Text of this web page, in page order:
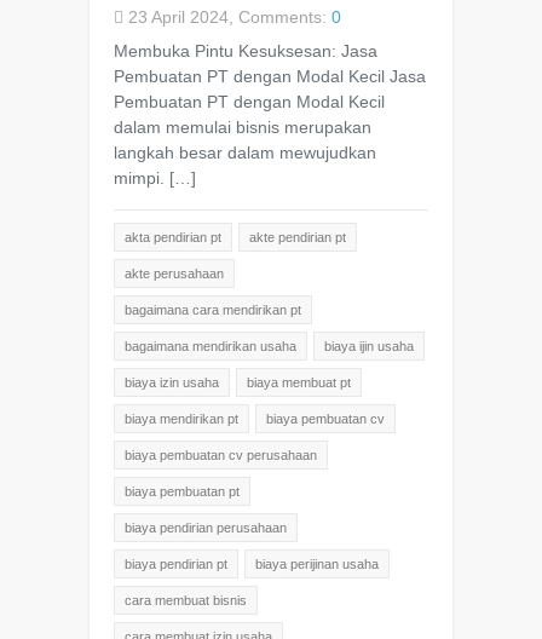
23 April 2024, Comments: 0
Membuka Pintu Kesuksesan: Jasa
Pembuatan PT dengan Modal Kecil Jasa
Pembuatan PT dengan Modal Kecil
dalam memulai bisnis merupakan
langkah besar dalam mewujudkan
mimpi. […]
akta pendirian pt akte pendirian pt
akte perusahaan
bagaimana cara mendirikan pt
bagaimana mendirikan usaha biaya ijin usaha
biaya izin usaha biaya membuat pt
biaya mendirikan pt biaya pembuatan cv
biaya pembuatan cv perusahaan
biaya pembuatan pt
biaya pendirian perusahaan
biaya pendirian pt biaya perijinan usaha
cara membuat bisnis